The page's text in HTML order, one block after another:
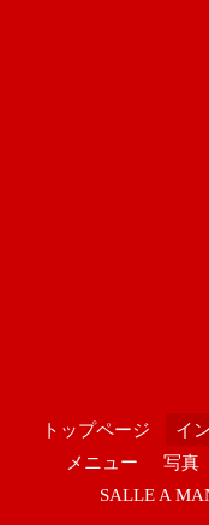
トップページ イ
メニュー
写真
SALLE A